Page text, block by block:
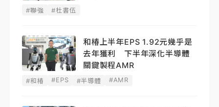
#聯強 #杜書伍
和椿上半年EPS 1.92元幾乎是
去年獲利 下半年深化半導體
關鍵製程AMR
#和椿 #EPS #半導體 #AMR